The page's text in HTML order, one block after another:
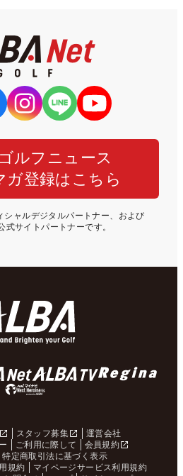
ルフニュース
ガ登録はこちら
シャルデジタルパートナー、および
式サイトパートナーです。
スタッフ募集
運営会社
ご利用に際して
会員規約
特定商取引法に基づく表示
規約
マイページサービス利用規約